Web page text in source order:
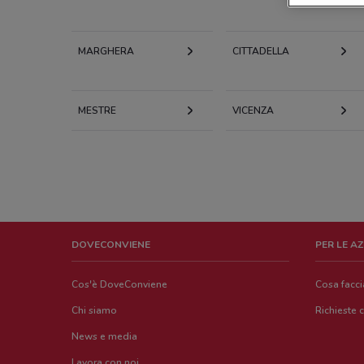
MARGHERA CITTADELLA
MESTRE VICENZA
DOVECONVIENE
Cos'è DoveConviene
Chi siamo
News e media
PER LE
Cosa
Richieste